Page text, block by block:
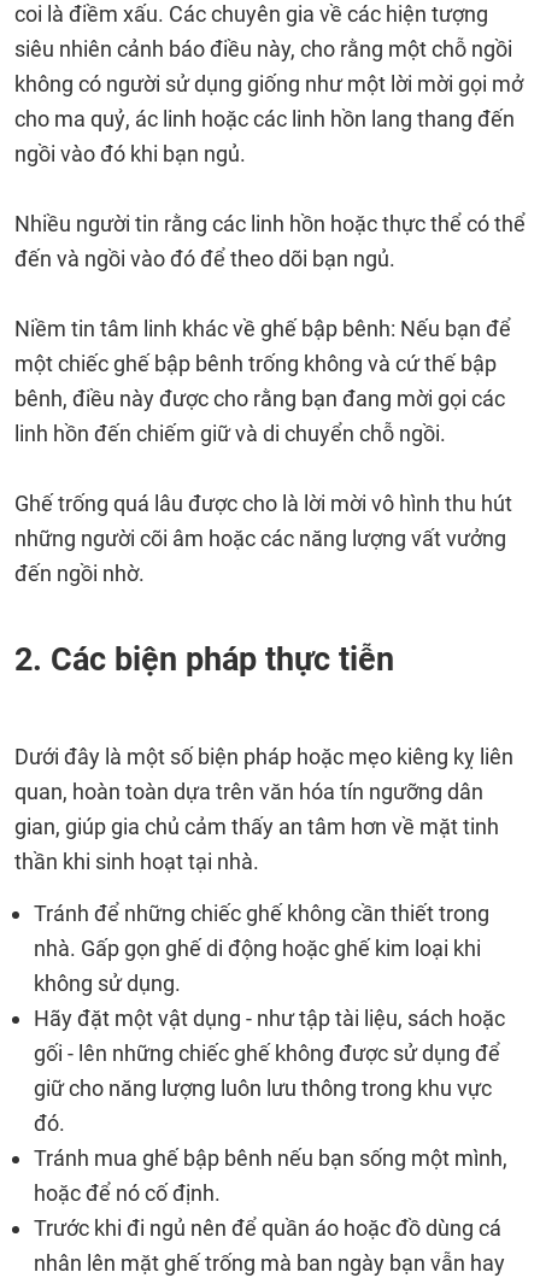
coi là điềm xấu. Các chuyên gia về các hiện tượng
siêu nhiên cảnh báo điều này, cho rằng một chỗ ngồi
không có người sử dụng giống như một lời mời gọi mở
cho ma quỷ, ác linh hoặc các linh hồn lang thang đến
ngồi vào đó khi bạn ngủ.
Nhiều người tin rằng các linh hồn hoặc thực thể có thể
đến và ngồi vào đó để theo dõi bạn ngủ.
Niềm tin tâm linh khác về ghế bập bênh: Nếu bạn để
một chiếc ghế bập bênh trống không và cứ thế bập
bênh, điều này được cho rằng bạn đang mời gọi các
linh hồn đến chiếm giữ và di chuyển chỗ ngồi.
Ghế trống quá lâu được cho là lời mời vô hình thu hút
những người cõi âm hoặc các năng lượng vất vưởng
đến ngồi nhờ.
2. Các biện pháp thực tiễn
Dưới đây là một số biện pháp hoặc mẹo kiêng kỵ liên
quan, hoàn toàn dựa trên văn hóa tín ngưỡng dân
gian, giúp gia chủ cảm thấy an tâm hơn về mặt tinh
thần khi sinh hoạt tại nhà.
Tránh để những chiếc ghế không cần thiết trong
nhà. Gấp gọn ghế di động hoặc ghế kim loại khi
không sử dụng.
Hãy đặt một vật dụng - như tập tài liệu, sách hoặc
gối - lên những chiếc ghế không được sử dụng để
giữ cho năng lượng luôn lưu thông trong khu vực
đó.
Tránh mua ghế bập bênh nếu bạn sống một mình,
hoặc để nó cố định.
Trước khi đi ngủ nên để quần áo hoặc đồ dùng cá
nhân lên mặt ghế trống mà ban ngày bạn vẫn hay